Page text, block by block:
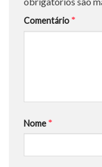
Comentário *
Nome *